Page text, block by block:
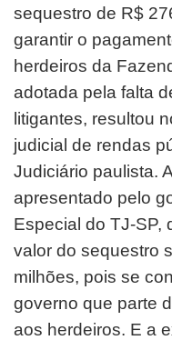
sequestro de R$
garantir o
herdeiros da
adotada pela falta
litigantes, resultou
judicial de rendas
Judiciário paulista.
apresentado pelo
Especial do TJ-SP,
valor do sequestro
milhões, pois se
governo que parte
aos herdeiros. E a